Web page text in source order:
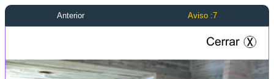
Anterior Aviso :7